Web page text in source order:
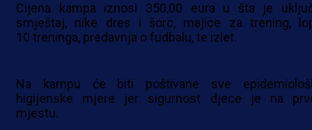
Cijena kampa iznosi 350,00 eura u šta je
smještaj, nike dres i šorc, majice za trening,
10 treninga, predavnja o fudbalu, te izlet.
Na kampu će biti poštivane sve
higijenske mjere jer sigurnost djece je na
mjestu.